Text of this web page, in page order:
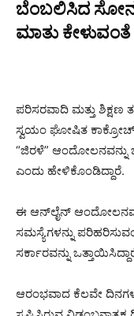
ಬೆಂಬಲಿಸಿದ
ಮಾತು ಕೇಳುವಂತೆ
ಪರಿಸರವಾದಿ ಮತ್ತು
ಸ್ವಯಂ ಘೋಷಿತ ಕಾಕ್ರೋಚ್
“ಜಿರಳೆ” ಆಂದೋಲನವನ್ನು
ಎಂದು ಹೇಳಿಕೊಂಡಿದ್ದಾರೆ.
ಈ ಆನ್‌ಲೈನ್
ಸಮಸ್ಯೆಗಳನ್ನು
ಸರ್ಕಾರವನ್ನು
ಆರಂಭವಾದ ಕೆಲವೇ